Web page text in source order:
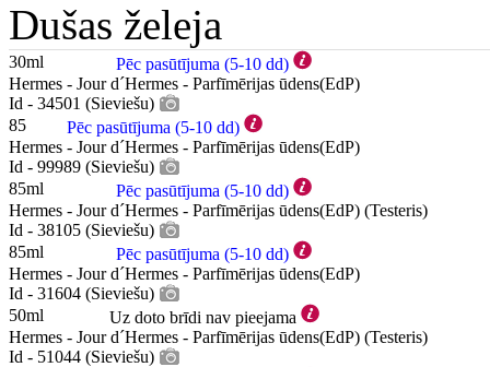
Dušas želeja
30ml
Pēc pasūtījuma (5-10 dd)
Hermes - Jour d´Hermes - Parfīmērijas ūdens(EdP)
Id - 34501 (Sieviešu)
85
Pēc pasūtījuma (5-10 dd)
Hermes - Jour d´Hermes - Parfīmērijas ūdens(EdP)
Id - 99989 (Sieviešu)
85ml
Pēc pasūtījuma (5-10 dd)
Hermes - Jour d´Hermes - Parfīmērijas ūdens(EdP) (Testeris)
Id - 38105 (Sieviešu)
85ml
Pēc pasūtījuma (5-10 dd)
Hermes - Jour d´Hermes - Parfīmērijas ūdens(EdP)
Id - 31604 (Sieviešu)
50ml
Uz doto brīdi nav pieejama
Hermes - Jour d´Hermes - Parfīmērijas ūdens(EdP) (Testeris)
Id - 51044 (Sieviešu)